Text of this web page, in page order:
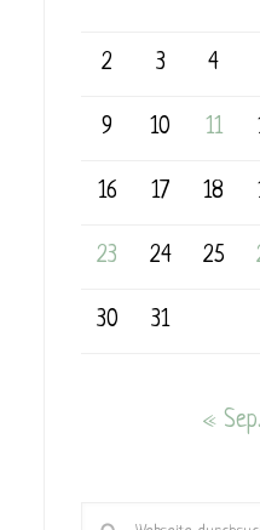
2 3 4
9 10 11
16 17 18
23 24 25
30 31
« Sep.